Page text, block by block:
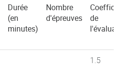
Durée
(en
minutes)
Nombre
d'épreuves
de
1.5